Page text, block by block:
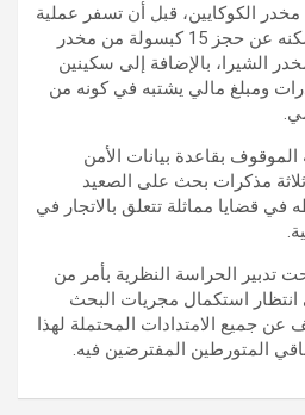
الكوكايين، قبل أن تسفر عملية
التفتيش المنجزة داخل مسكنه عن حجز 15 كبسولة من مخدر
غراماً من مخدر الشيرا، بالإضافة إلى سكينين
ومبلغ مالي يشتبه في كونه من
بقاعدة بيانات الأمن
مذكرات بحث على الصعيد
في قضايا مماثلة تتعلق بالاتجار في
تدبير الحراسة النظرية بأمر من
انتظار استكمال مجريات البحث
جميع الامتدادات المحتملة لهذا
المتورطين المفترضين فيه.